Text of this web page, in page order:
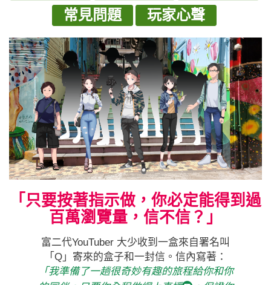
常見問題
玩家心聲
「只要按著指示做，你必定能得到過
百萬瀏覽量，信不信？」
富二代YouTuber 大少收到一盒來自署名叫
「Q」寄來的盒子和一封信。信內寫著：
「我準備了一趟很奇妙有趣的旅程給你和你